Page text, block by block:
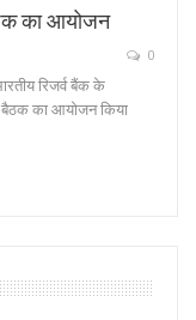
का आयोजन
0
रिजर्व बैंक के
बैठक का आयोजन किया